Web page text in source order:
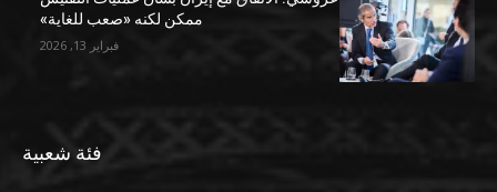
ممكن لكنه «صعب للغاية»
فبراير 13, 2026
فئة شعبية